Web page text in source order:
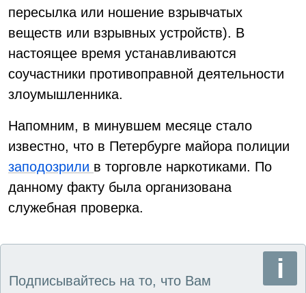
пересылка или ношение взрывчатых
веществ или взрывных устройств). В
настоящее время устанавливаются
соучастники противоправной деятельности
злоумышленника.
Напомним, в минувшем месяце стало
известно, что в Петербурге майора полиции
заподозрили в торговле наркотиками. По
данному факту была организована
служебная проверка.
Подписывайтесь на то, что Вам